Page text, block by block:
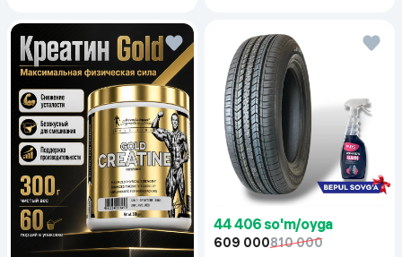
44 406 so'm/oyga
609 000810 000